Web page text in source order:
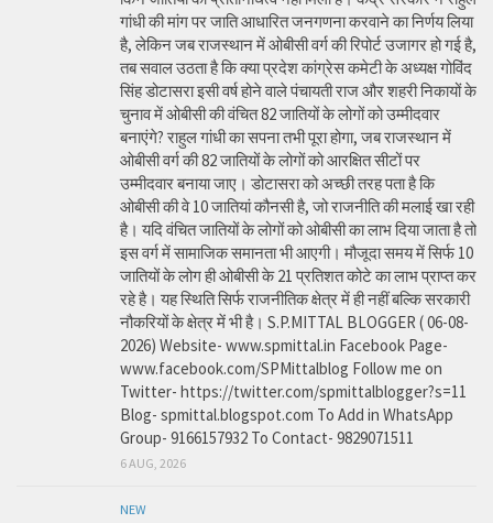
गांधी की मांग पर जाति आधारित जनगणना करवाने का निर्णय लिया
है, लेकिन जब राजस्थान में ओबीसी वर्ग की रिपोर्ट उजागर हो गई है,
तब सवाल उठता है कि क्या प्रदेश कांग्रेस कमेटी के अध्यक्ष गोविंद
सिंह डोटासरा इसी वर्ष होने वाले पंचायती राज और शहरी निकायों के
चुनाव में ओबीसी की वंचित 82 जातियों के लोगों को उम्मीदवार
बनाएंगे? राहुल गांधी का सपना तभी पूरा होगा, जब राजस्थान में
ओबीसी वर्ग की 82 जातियों के लोगों को आरक्षित सीटों पर
उम्मीदवार बनाया जाए। डोटासरा को अच्छी तरह पता है कि
ओबीसी की वे 10 जातियां कौनसी है, जो राजनीति की मलाई खा रही
है। यदि वंचित जातियों के लोगों को ओबीसी का लाभ दिया जाता है तो
इस वर्ग में सामाजिक समानता भी आएगी। मौजूदा समय में सिर्फ 10
जातियों के लोग ही ओबीसी के 21 प्रतिशत कोटे का लाभ प्राप्त कर
रहे है। यह स्थिति सिर्फ राजनीतिक क्षेत्र में ही नहीं बल्कि सरकारी
नौकरियों के क्षेत्र में भी है। S.P.MITTAL BLOGGER ( 06-08-
2026) Website- www.spmittal.in Facebook Page-
www.facebook.com/SPMittalblog Follow me on
Twitter- https://twitter.com/spmittalblogger?s=11
Blog- spmittal.blogspot.com To Add in WhatsApp
Group- 9166157932 To Contact- 9829071511
6 AUG, 2026
NEW